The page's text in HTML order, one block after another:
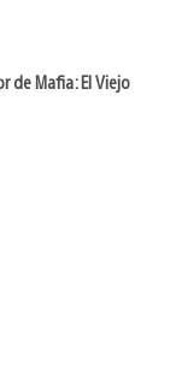
de Mafia: El Viejo